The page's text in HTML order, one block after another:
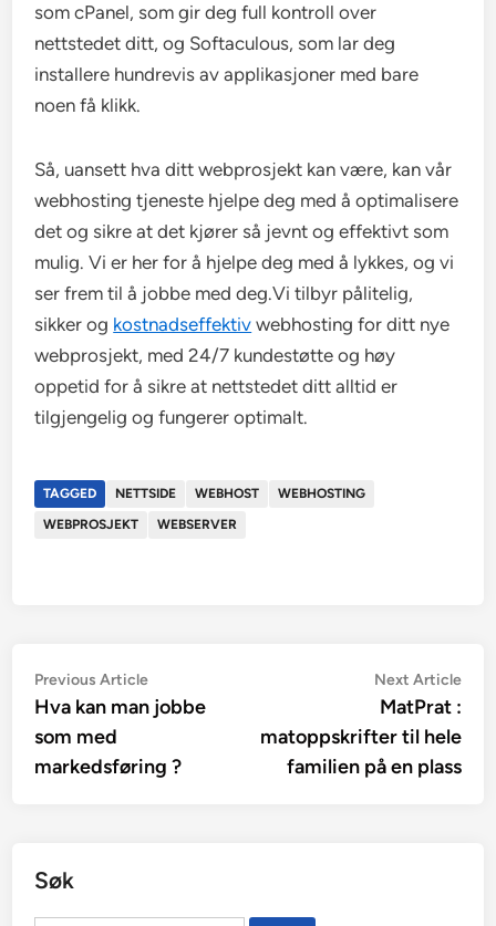
som cPanel, som gir deg full kontroll over
nettstedet ditt, og Softaculous, som lar deg
installere hundrevis av applikasjoner med bare
noen få klikk.
Så, uansett hva ditt webprosjekt kan være, kan vår
webhosting tjeneste hjelpe deg med å optimalisere
det og sikre at det kjører så jevnt og effektivt som
mulig. Vi er her for å hjelpe deg med å lykkes, og vi
ser frem til å jobbe med deg.Vi tilbyr pålitelig,
sikker og kostnadseffektiv webhosting for ditt nye
webprosjekt, med 24/7 kundestøtte og høy
oppetid for å sikre at nettstedet ditt alltid er
tilgjengelig og fungerer optimalt.
TAGGED NETTSIDE WEBHOST
WEBHOSTING
WEBPROSJEKT
WEBSERVER
Innleggsnavigasjon
Previous ArticlePrevious
article:
Hva kan man jobbe
som med
markedsføring ?
Next Article
MatPrat :
matoppskrifter til hele
familien på en plass
Søk